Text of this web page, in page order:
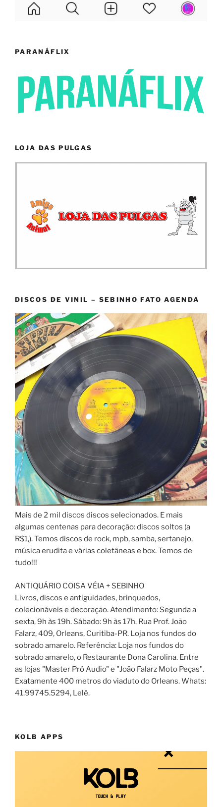
PARANÁFLIX
LOJA DAS PULGAS
DISCOS DE VINIL – SEBINHO FATO AGENDA
Mais de 2 mil discos discos selecionados. E mais
algumas centenas para decoração: discos soltos (a
R$1,). Temos discos de rock, mpb, samba, sertanejo,
música erudita e várias coletâneas e box. Temos de
tudo!!!
ANTIQUÁRIO COISA VÉIA + SEBINHO
Livros, discos e antiguidades, brinquedos,
colecionáveis e decoração. Atendimento: Segunda a
sexta, 9h às 19h. Sábado: 9h às 17h. Rua Prof. João
Falarz, 409, Orleans, Curitiba-PR. Loja nos fundos do
sobrado amarelo. Referência: Loja nos fundos do
sobrado amarelo, o Restaurante Dona Carolina. Entre
as lojas "Master Pró Audio" e "João Falarz Moto Peças".
Exatamente 400 metros do viaduto do Orleans. Whats:
41.99745.5294, Lelê.
KOLB APPS